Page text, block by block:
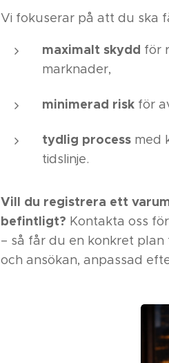
Vi fokuserar på att du ska
maximalt skydd för
marknader,
minimerad risk för
tydlig process med
tidslinje.
Vill du registrera ett
befintligt? Kontakta oss
– så får du en konkret plan
och ansökan, anpassad